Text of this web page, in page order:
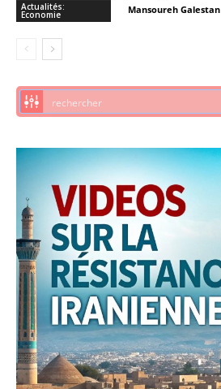
Actualités:
Economie Mansoureh Galestan